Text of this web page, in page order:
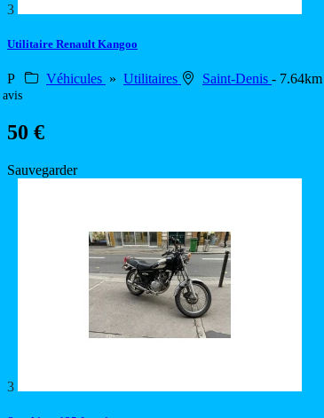
3
Utilitaire Renault Kangoo
P Véhicules » Utilitaires Saint-Denis - 7.64km
avis
50 €
Sauvegarder
3